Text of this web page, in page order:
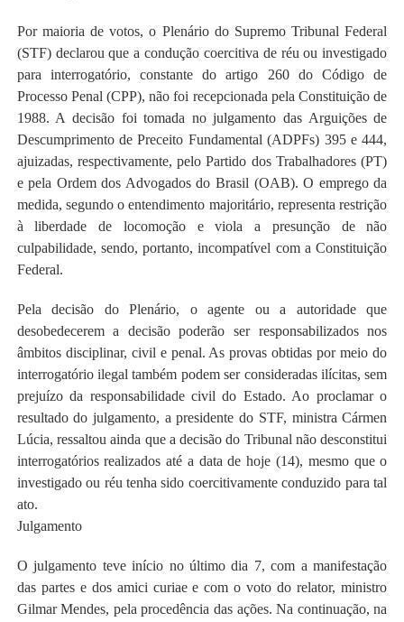
Por maioria de votos, o Plenário do Supremo Tribunal Federal
(STF) declarou que a condução coercitiva de réu ou investigado
para interrogatório, constante do artigo 260 do Código de
Processo Penal (CPP), não foi recepcionada pela Constituição de
1988. A decisão foi tomada no julgamento das Arguições de
Descumprimento de Preceito Fundamental (ADPFs) 395 e 444,
ajuizadas, respectivamente, pelo Partido dos Trabalhadores (PT)
e pela Ordem dos Advogados do Brasil (OAB). O emprego da
medida, segundo o entendimento majoritário, representa restrição
à liberdade de locomoção e viola a presunção de não
culpabilidade, sendo, portanto, incompatível com a Constituição
Federal.
Pela decisão do Plenário, o agente ou a autoridade que
desobedecerem a decisão poderão ser responsabilizados nos
âmbitos disciplinar, civil e penal. As provas obtidas por meio do
interrogatório ilegal também podem ser consideradas ilícitas, sem
prejuízo da responsabilidade civil do Estado. Ao proclamar o
resultado do julgamento, a presidente do STF, ministra Cármen
Lúcia, ressaltou ainda que a decisão do Tribunal não desconstitui
interrogatórios realizados até a data de hoje (14), mesmo que o
investigado ou réu tenha sido coercitivamente conduzido para tal
ato.
Julgamento
O julgamento teve início no último dia 7, com a manifestação
das partes e dos amici curiae e com o voto do relator, ministro
Gilmar Mendes, pela procedência das ações. Na continuação, na